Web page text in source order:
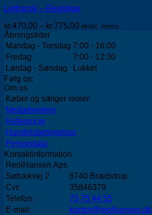
varianter.
kan
vælges
på
varesiden
Letfransk – Reolstige
kr.470,00 – kr.775,00Prisinterval:
til
kr.775,00
ekskl. moms
Åbningstider
Mandag - Torsdag 7:00 - 16:00
Fredag
7:00 - 12:30
Lørdag - Søndag
Lukket
Følg os:
Om os
Køber og sælger reoler
Medarbejdere
Referencer
Handelsbetingelser
Persondata
Kontaktinformation
ReolHansen Aps
Søbækvej 2
8740 Brædstrup
Cvr:
35846379
Telefon:
75 75 44 55
E-mail:
kontor@reolhansen.dk